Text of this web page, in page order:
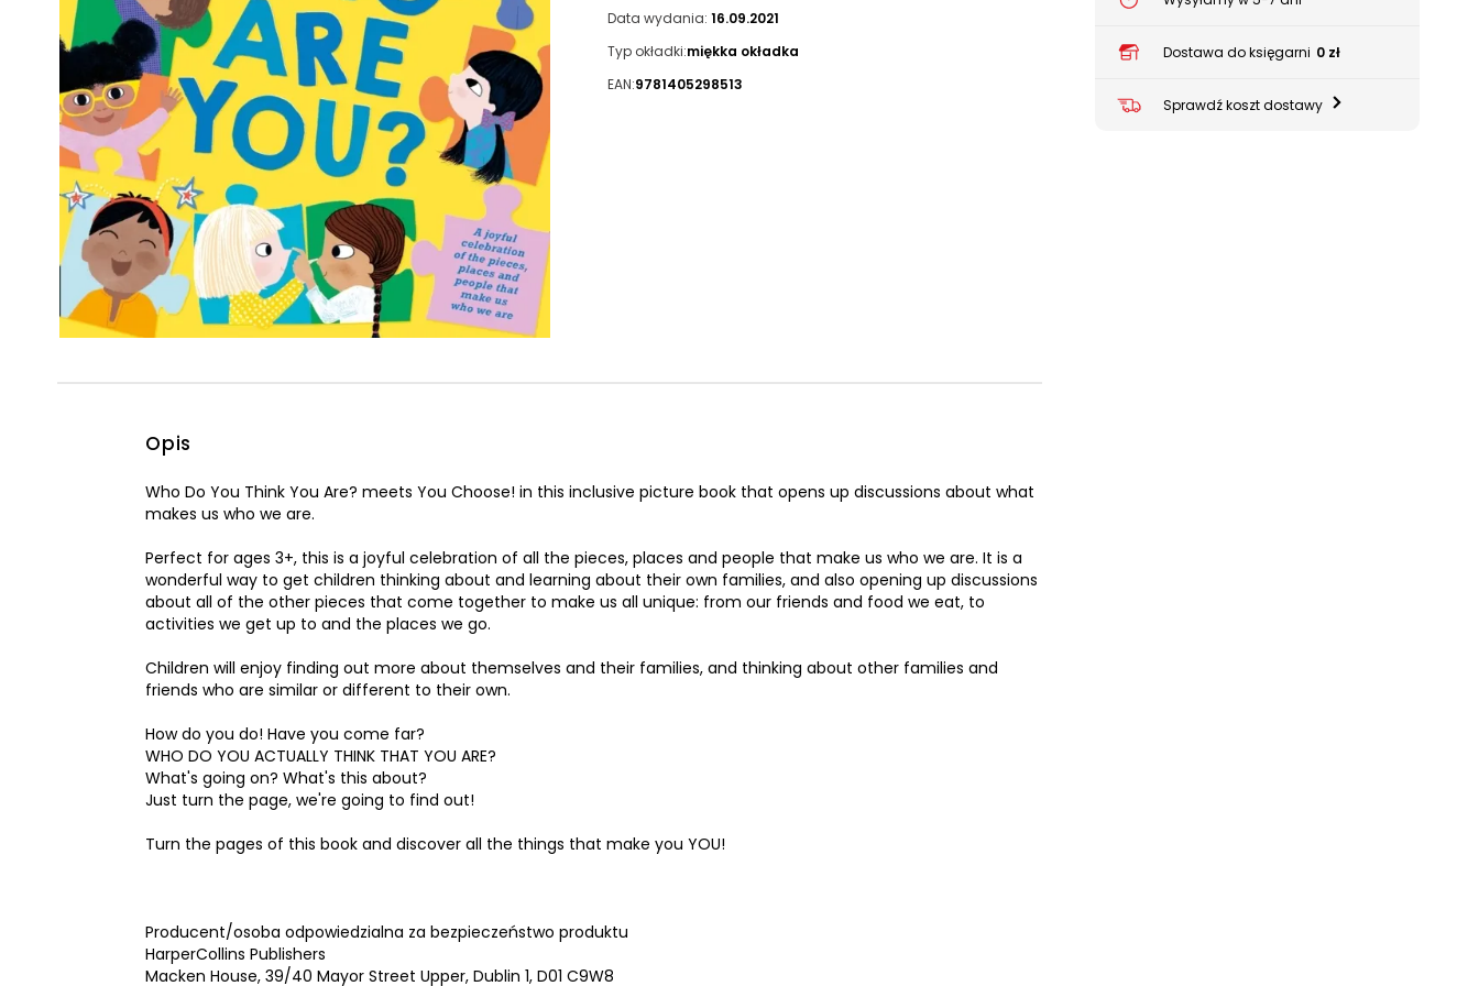
Data wydania: 16.09.2021
Typ okładki:miękka okładka
EAN:9781405298513
Opis
Who Do You Think You Are? meets You Choose! in this inclusive picture book that opens up discussions about what
makes us who we are.
Perfect for ages 3+, this is a joyful celebration of all the pieces, places and people that make us who we are. It is a
wonderful way to get children thinking about and learning about their own families, and also opening up discussions
about all of the other pieces that come together to make us all unique: from our friends and food we eat, to
activities we get up to and the places we go.
Children will enjoy finding out more about themselves and their families, and thinking about other families and
friends who are similar or different to their own.
How do you do! Have you come far?
WHO DO YOU ACTUALLY THINK THAT YOU ARE?
What's going on? What's this about?
Just turn the page, we're going to find out!
Turn the pages of this book and discover all the things that make you YOU!
Producent/osoba odpowiedzialna za bezpieczeństwo produktu
HarperCollins Publishers
Macken House, 39/40 Mayor Street Upper, Dublin 1, D01 C9W8
Dostawa do księgarni 0 zł
Sprawdź koszt dostawy
Powiększony kursor
Pomoc w czytaniu
Podkreślenie linków